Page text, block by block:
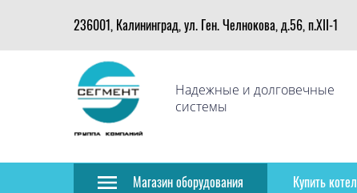
236001, Калининград, ул. Ген. Челнокова, д.56, п.XII-1
Надежные и долговечные
системы
Магазин оборудования Купить котел